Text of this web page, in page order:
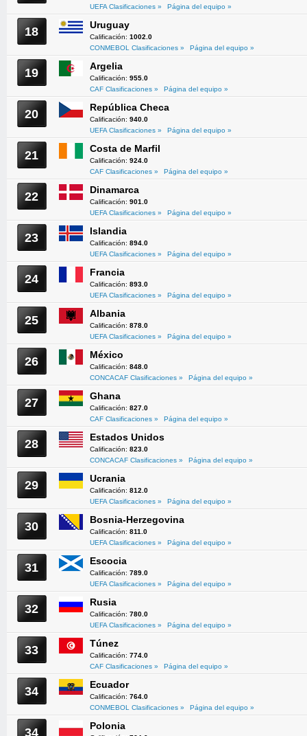
UEFA Clasificaciones »
Página del equipo »
18 Uruguay
Calificación: 1002.0
CONMEBOL Clasificaciones »
Página del equipo »
19 Argelia
Calificación: 955.0
CAF Clasificaciones »
Página del equipo »
20 República Checa
Calificación: 940.0
UEFA Clasificaciones »
Página del equipo »
21 Costa de Marfil
Calificación: 924.0
CAF Clasificaciones »
Página del equipo »
22 Dinamarca
Calificación: 901.0
UEFA Clasificaciones »
Página del equipo »
23 Islandia
Calificación: 894.0
UEFA Clasificaciones »
Página del equipo »
24 Francia
Calificación: 893.0
UEFA Clasificaciones »
Página del equipo »
25 Albania
Calificación: 878.0
UEFA Clasificaciones »
Página del equipo »
26 México
Calificación: 848.0
CONCACAF Clasificaciones »
Página del equipo »
27 Ghana
Calificación: 827.0
CAF Clasificaciones »
Página del equipo »
28 Estados Unidos
Calificación: 823.0
CONCACAF Clasificaciones »
Página del equipo »
29 Ucrania
Calificación: 812.0
UEFA Clasificaciones »
Página del equipo »
30 Bosnia-Herzegovina
Calificación: 811.0
UEFA Clasificaciones »
Página del equipo »
31 Escocia
Calificación: 789.0
UEFA Clasificaciones »
Página del equipo »
32 Rusia
Calificación: 780.0
UEFA Clasificaciones »
Página del equipo »
33 Túnez
Calificación: 774.0
CAF Clasificaciones »
Página del equipo »
34 Ecuador
Calificación: 764.0
CONMEBOL Clasificaciones »
Página del equipo »
34 Polonia